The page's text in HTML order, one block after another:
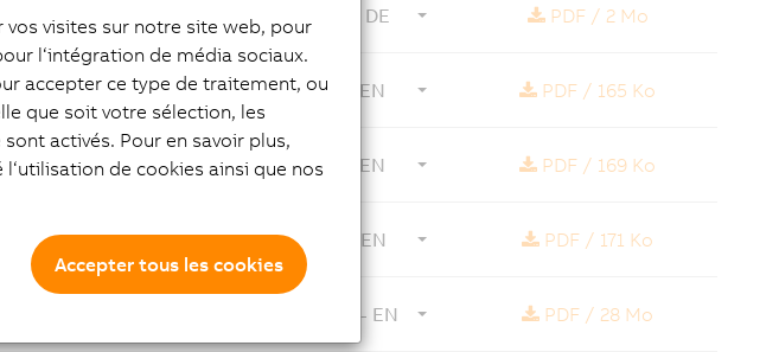
1.13 (06/08/2026) - DE PDF/ 2 Mo
1.4 (04/08/2026) - EN PDF / 165 Ko
1.4 (04/08/2026) - EN PDF / 169 Ko
2.0 (04/08/2026) - EN PDF / 171 Ko
2.42 (04/08/2026) - EN PDF / 28 Mo
visites sur notre site web, pour
l‘intégration de média sociaux.
accepter ce type de traitement, ou
que soit votre sélection, les
activés. Pour en savoir plus,
de cookies ainsi que nos
Accepter tous les cookies